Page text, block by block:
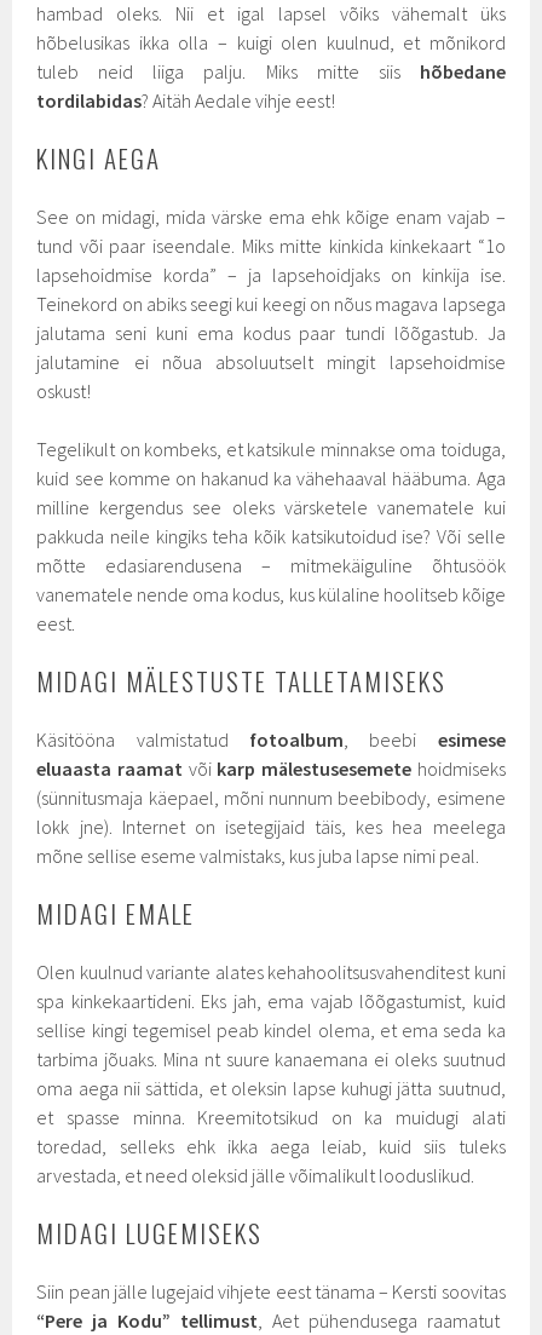
hambad oleks. Nii et igal lapsel võiks vähemalt üks
hõbelusikas ikka olla – kuigi olen kuulnud, et mõnikord
tuleb neid liiga palju. Miks mitte siishõbedane
tordilabidas? Aitäh Aedale vihje eest!
KINGI AEGA
See on midagi, mida värske ema ehk kõige enam vajab –
tund või paar iseendale. Miks mitte kinkida kinkekaart “1o
lapsehoidmise korda” – ja lapsehoidjaks on kinkija ise.
Teinekord on abiks seegi kui keegi on nõus magava lapsega
jalutama seni kuni ema kodus paar tundi lõõgastub. Ja
jalutamine ei nõua absoluutselt mingit lapsehoidmise
oskust!
Tegelikult on kombeks, et katsikule minnakse oma toiduga,
kuid see komme on hakanud ka vähehaaval hääbuma. Aga
milline kergendus see oleks värsketele vanematele kui
pakkuda neile kingiks teha kõik katsikutoidud ise? Või selle
mõtte edasiarendusena – mitmekäiguline õhtusöök
vanematele nende oma kodus, kus külaline hoolitseb kõige
eest.
MIDAGI MÄLESTUSTE TALLETAMISEKS
Käsitööna valmistatud fotoalbum, beebi esimese
eluaasta raamat võikarp mälestusesemete hoidmiseks
(sünnitusmaja käepael, mõni nunnum beebibody, esimene
lokk jne). Internet on isetegijaid täis, kes hea meelega
mõne sellise eseme valmistaks, kus juba lapse nimi peal.
MIDAGI EMALE
Olen kuulnud variante alates kehahoolitsusvahenditest kuni
spa kinkekaartideni. Eks jah, ema vajab lõõgastumist, kuid
sellise kingi tegemisel peab kindel olema, et ema seda ka
tarbima jõuaks. Mina nt suure kanaemana ei oleks suutnud
oma aega nii sättida, et oleksin lapse kuhugi jätta suutnud,
et spasse minna. Kreemitotsikud on ka muidugi alati
toredad, selleks ehk ikka aega leiab, kuid siis tuleks
arvestada, et need oleksid jälle võimalikult looduslikud.
MIDAGI LUGEMISEKS
Siin pean jälle lugejaid vihjete eest tänama – Kersti soovitas
“Pere ja Kodu” tellimust, Aet pühendusega raamatut